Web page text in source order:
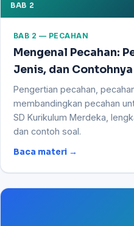
BAB 2
BAB 2 — PECAHAN
Mengenal Pecahan:
Jenis, dan Contohnya
Pengertian pecahan,
membandingkan pecahan
SD Kurikulum Merdeka,
dan contoh soal.
Baca materi →